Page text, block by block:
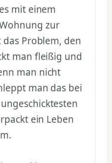
mit einem
zur
Problem, den
man fleißig und
man nicht
man das bei
ein Leben